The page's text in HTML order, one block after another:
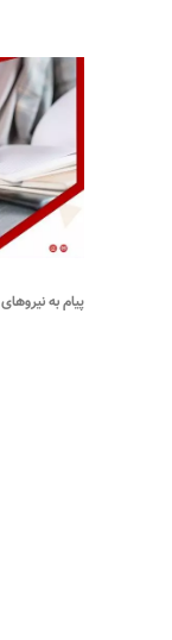
پیام به